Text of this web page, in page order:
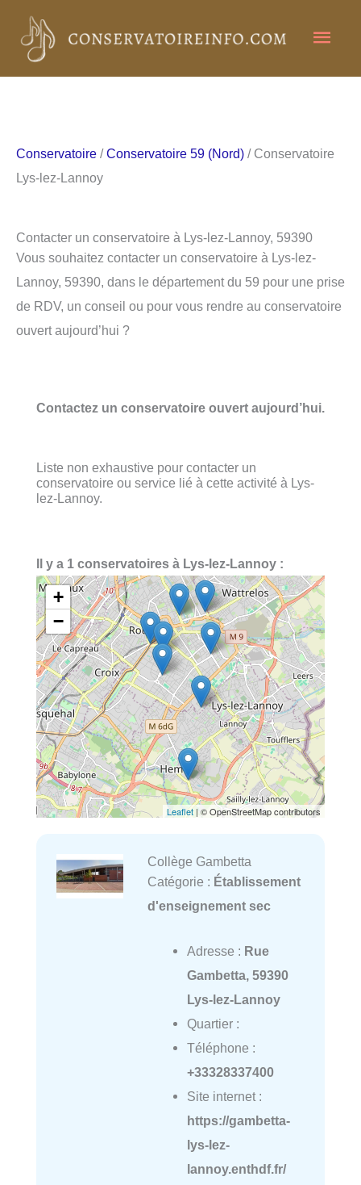
contenu
Conservatoire /Conservatoire 59 (Nord) / Conservatoire
Lys-lez-Lannoy
Contacter un conservatoire à Lys-lez-Lannoy, 59390
Vous souhaitez contacter un conservatoire à Lys-lez-
Lannoy, 59390, dans le département du 59 pour une prise
de RDV, un conseil ou pour vous rendre au conservatoire
ouvert aujourd’hui ?
Contactez un conservatoire ouvert aujourd’hui.
Liste non exhaustive pour contacter un
conservatoire ou service lié à cette activité à Lys-
lez-Lannoy.
Il y a 1 conservatoires à Lys-lez-Lannoy :
+
−
Leaflet | © OpenStreetMap contributors
Collège Gambetta
Catégorie : Établissement
d'enseignement sec
Adresse : Rue
Gambetta, 59390
Lys-lez-Lannoy
Quartier :
Téléphone :
+33328337400
Site internet :
https://gambetta-
lys-lez-
lannoy.enthdf.fr/